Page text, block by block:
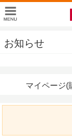
お知らせ
マイページ(